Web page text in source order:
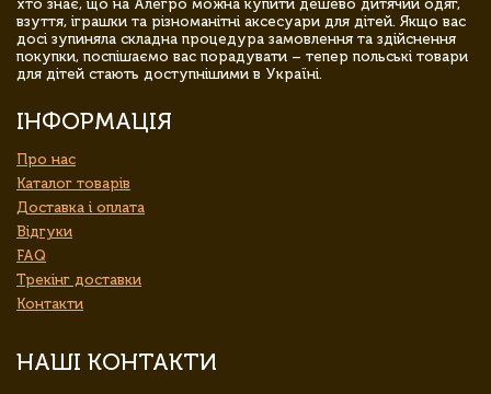
хто знає, що на Алегро можна купити дешево дитячий одяг,
взуття, іграшки та різноманітні аксесуари для дітей. Якщо вас
досі зупиняла складна процедура замовлення та здійснення
покупки, поспішаємо вас порадувати – тепер польські товари
для дітей стають доступнішими в Україні.
ІНФОРМАЦІЯ
Про нас
Каталог товарів
Доставка і оплата
Відгуки
FAQ
Трекінг доставки
Контакти
НАШІ КОНТАКТИ